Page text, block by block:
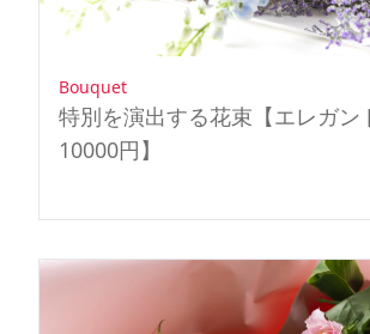
Bouquet
特別を演出する花束【エレガン
10000円】